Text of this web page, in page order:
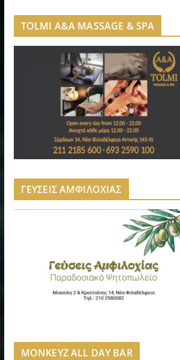
TOLMI A&A MASSAGE & SPA
ΓΕΥΣΕΙΣ ΑΜΦΙΛΟΧΙΑΣ
MONKEYZ ALL DAY BAR